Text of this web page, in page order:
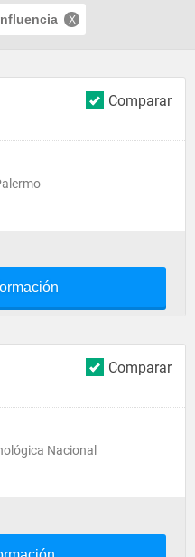
Comparar
Comparar
Nacional